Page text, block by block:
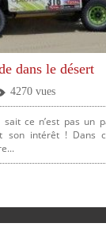
dans le désert
4270 vues
ce n’est pas un
son intérêt ! Dans